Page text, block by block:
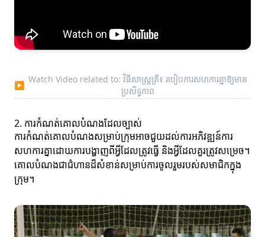
▶
Watch Video related to: វិធីសាស្ត្រត្រី៖ របៀបការសហការគ្នា​ឱ្យមាន​
ប្រសិទ្ធភាព
2. ការកំណត់គោលបំណងដែលច្បាស់
ការកំណត់គោលបំណងសម្រាប់ក្រុមអាចជួយដល់ការអភិវឌ្ឍន៍ការ
សហការគ្នាដោយការបង្ហាញពីអ្វីដែលត្រូវធ្វើ និងអ្វីដែលគួរត្រូវសម្រេច។
គោលបំណងជាជំហានដ៏សំខាន់សម្រាប់ការចូលរួមរបស់សមាជិកក្នុង
ក្រុម។